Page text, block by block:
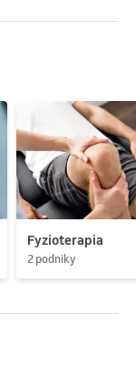
Fyzioterapia
2 podniky